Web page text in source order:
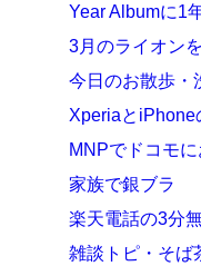
Year Albumに1
3月のライオン
今日のお散歩・
XperiaとiPhone
MNPでドコモに
家族で銀ブラ
楽天電話の3分
雑談トピ・そば